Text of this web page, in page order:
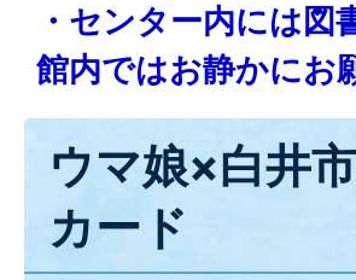
・センター内には
館内ではお静かにお
ウマ娘×白井
カード